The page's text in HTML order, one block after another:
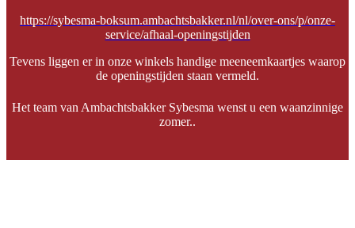
https://sybesma-boksum.ambachtsbakker.nl/nl/over-ons/p/onze-
service/afhaal-openingstijden
Tevens liggen er in onze winkels handige meeneemkaartjes waarop
de openingstijden staan vermeld.
Het team van Ambachtsbakker Sybesma wenst u een waanzinnige
zomer..